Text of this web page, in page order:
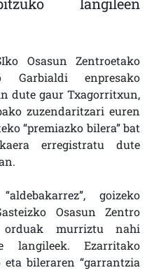
Osasun Zentroetako
Garbialdi enpresako
dute gaur Txagorritxun,
zuzendaritzari euren
“premiazko bilera” bat
erregistratu dute
goizeko
Osasun Zentro
orduak murriztu nahi
langileek. Ezarritako
bileraren “garrantzia